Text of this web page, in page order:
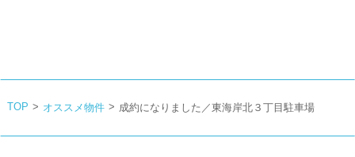
TOP > オススメ物件 > 成約になりました／東海岸北３丁目駐車場